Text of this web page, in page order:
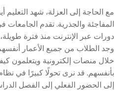
مع الحاجة إلى العزلة، شهد التعليم
المفاجئة والجذرية. تقدم الجامعات
دورات عبر الإنترنت منذ فترة
وجد الطلاب من جميع الأعمار
خلال منصات إلكترونية ويتعلمون
بأنفسهم. قد نرى تحولًا كبيرًا في
إلى الحضور الفعلي إلى الفصل